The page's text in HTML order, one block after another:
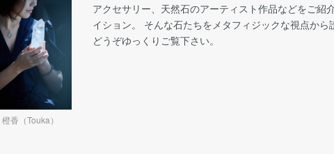
橙香（Touka）
アクセサリー、天然石のアーティスト作品などをご
イション。 そんな石たちをメタフィジックな視点か
どうぞゆっくりご覧下さい。